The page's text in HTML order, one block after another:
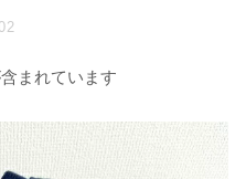
まれています